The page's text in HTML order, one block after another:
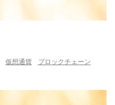
仮想通貨
ブロックチェーン